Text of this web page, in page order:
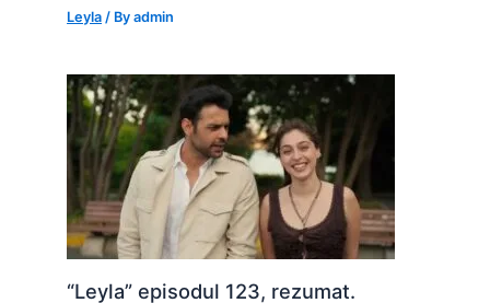
Leyla / Byadmin
“Leyla” episodul 123, rezumat.